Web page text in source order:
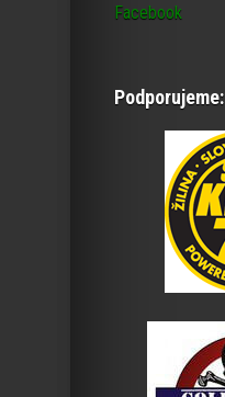
Facebook
Podporujeme: